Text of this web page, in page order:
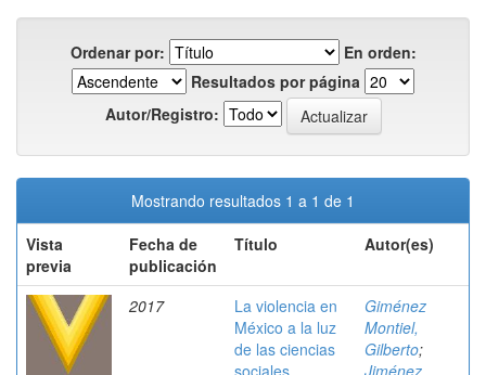
Ordenar por:
En orden:
Resultados por página
Autor/Registro:
Mostrando resultados 1 a 1 de 1
Vista
previa
Fecha de
publicación
Título Autor(es)
2017
La violencia en
México a la luz
de las ciencias
sociales
Giménez
Montiel,
Gilberto;
Jiménez